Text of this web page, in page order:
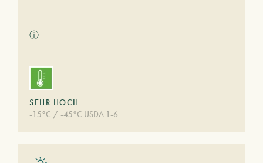
ⓘ
SEHR HOCH
-15°C / -45°C USDA 1-6